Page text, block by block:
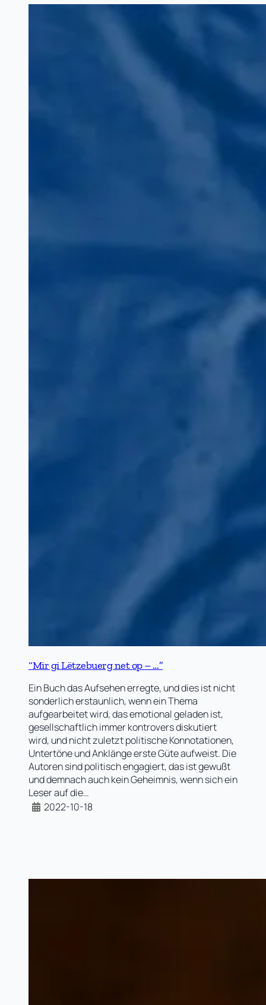
“Mir gi Lëtzebuerg net op – …”
Ein Buch das Aufsehen erregte, und dies ist nicht
sonderlich erstaunlich, wenn ein Thema
aufgearbeitet wird, das emotional geladen ist,
gesellschaftlich immer kontrovers diskutiert
wird, und nicht zuletzt politische Konnotationen,
Untertöne und Anklänge erste Güte aufweist. Die
Autoren sind politisch engagiert, das ist gewußt
und demnach auch kein Geheimnis, wenn sich ein
Leser auf die…
2022-10-18